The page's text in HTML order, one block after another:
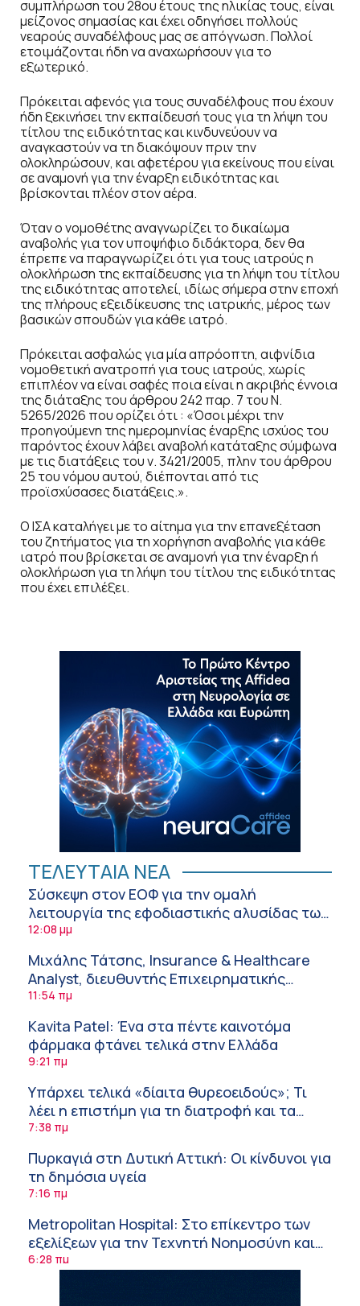
συμπλήρωση του 28ου έτους της ηλικίας τους, είναι
μείζονος σημασίας και έχει οδηγήσει πολλούς
νεαρούς συναδέλφους μας σε απόγνωση. Πολλοί
ετοιμάζονται ήδη να αναχωρήσουν για το
εξωτερικό.
Πρόκειται αφενός για τους συναδέλφους που έχουν
ήδη ξεκινήσει την εκπαίδευσή τους για τη λήψη του
τίτλου της ειδικότητας και κινδυνεύουν να
αναγκαστούν να τη διακόψουν πριν την
ολοκληρώσουν, και αφετέρου για εκείνους που είναι
σε αναμονή για την έναρξη ειδικότητας και
βρίσκονται πλέον στον αέρα.
Όταν ο νομοθέτης αναγνωρίζει το δικαίωμα
αναβολής για τον υποψήφιο διδάκτορα, δεν θα
έπρεπε να παραγνωρίζει ότι για τους ιατρούς η
ολοκλήρωση της εκπαίδευσης για τη λήψη του τίτλου
της ειδικότητας αποτελεί, ιδίως σήμερα στην εποχή
της πλήρους εξειδίκευσης της ιατρικής, μέρος των
βασικών σπουδών για κάθε ιατρό.
Πρόκειται ασφαλώς για μία απρόοπτη, αιφνίδια
νομοθετική ανατροπή για τους ιατρούς, χωρίς
επιπλέον να είναι σαφές ποια είναι η ακριβής έννοια
της διάταξης του άρθρου 242 παρ. 7 του Ν.
5265/2026 που ορίζει ότι : «Όσοι μέχρι την
προηγούμενη της ημερομηνίας έναρξης ισχύος του
παρόντος έχουν λάβει αναβολή κατάταξης σύμφωνα
με τις διατάξεις του ν. 3421/2005, πλην του άρθρου
25 του νόμου αυτού, διέπονται από τις
προϊσχύσασες διατάξεις.».
Ο ΙΣΑ καταλήγει με το αίτημα για την επανεξέταση
του ζητήματος για τη χορήγηση αναβολής για κάθε
ιατρό που βρίσκεται σε αναμονή για την έναρξη ή
ολοκλήρωση για τη λήψη του τίτλου της ειδικότητας
που έχει επιλέξει.
ΤΕΛΕΥΤΑΙΑ ΝΕΑ
Σύσκεψη στον ΕΟΦ για την ομαλή
λειτουργία της εφοδιαστικής αλυσίδας των
φαρμάκων στη διάρκεια του καλοκαιριού
12:08 μμ
Μιχάλης Τάτσης, Insurance & Healthcare
Analyst, διευθυντής Επιχειρηματικής
Ανάπτυξης Ομίλου HHG
11:54 πμ
Kavita Patel: Ένα στα πέντε καινοτόμα
φάρμακα φτάνει τελικά στην Ελλάδα
9:21 πμ
Υπάρχει τελικά «δίαιτα θυρεοειδούς»; Τι
λέει η επιστήμη για τη διατροφή και τα
συμπληρώματα
7:38 πμ
Πυρκαγιά στη Δυτική Αττική: Οι κίνδυνοι για
τη δημόσια υγεία
7:16 πμ
Metropolitan Hospital: Στο επίκεντρο των
εξελίξεων για την Τεχνητή Νοημοσύνη και
την Ογκολογία
6:28 πμ